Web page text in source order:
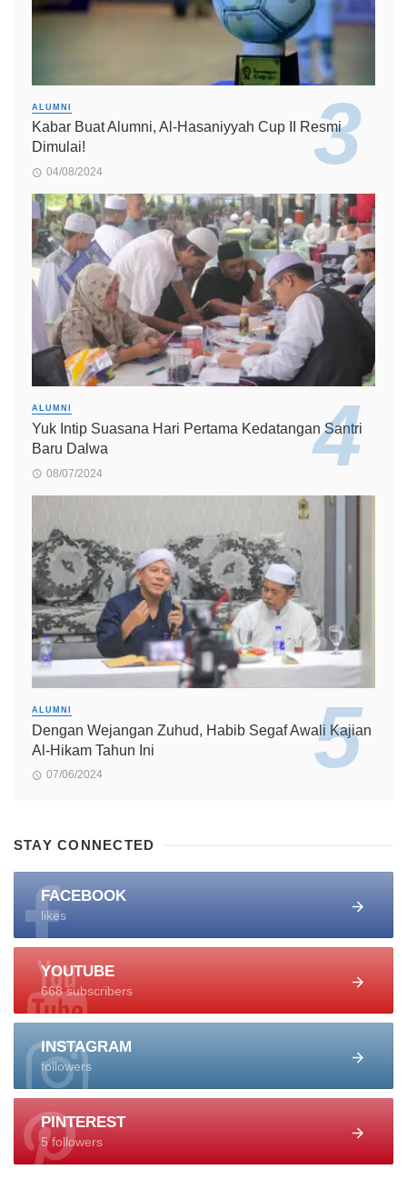
ALUMNI
Kabar Buat Alumni, Al-Hasaniyyah Cup II Resmi
Dimulai!
04/08/2024
ALUMNI
Yuk Intip Suasana Hari Pertama Kedatangan Santri
Baru Dalwa
08/07/2024
ALUMNI
Dengan Wejangan Zuhud, Habib Segaf Awali Kajian
Al-Hikam Tahun Ini
07/06/2024
STAY CONNECTED
FACEBOOK
likes
YOUTUBE
668 subscribers
INSTAGRAM
followers
PINTEREST
5 followers